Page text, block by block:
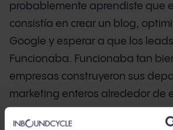
probablemente aprendiste que
consistía en crear un blog,
Google y esperar a que los
Funcionaba. Funcionaba tan
empresas construyeron sus
marketing enteros alrededor de
Pero el inbound que conocías ha